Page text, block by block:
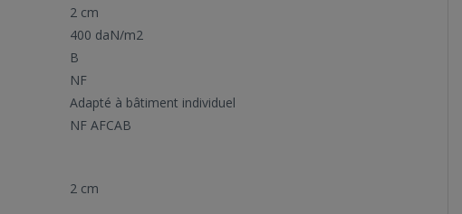
2 cm
400 daN/m2
B
NF
Adapté à bâtiment individuel
NF AFCAB
2 cm